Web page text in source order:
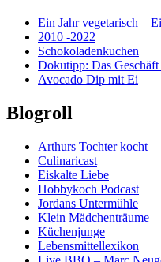
Ein Jahr vegetarisch –
2010 -2022
Schokoladenkuchen
Dokutipp: Das
Avocado Dip mit Ei
Blogroll
Arthurs Tochter kocht
Culinaricast
Eiskalte Liebe
Hobbykoch Podcast
Jordans Untermühle
Klein Mädchenträume
Küchenjunge
Lebensmittellexikon